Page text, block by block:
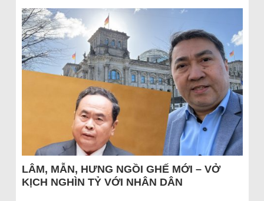
LÂM, MẪN, HƯNG NGỒI GHẾ MỚI – VỞ
KỊCH NGHÌN TỶ VỚI NHÂN DÂN